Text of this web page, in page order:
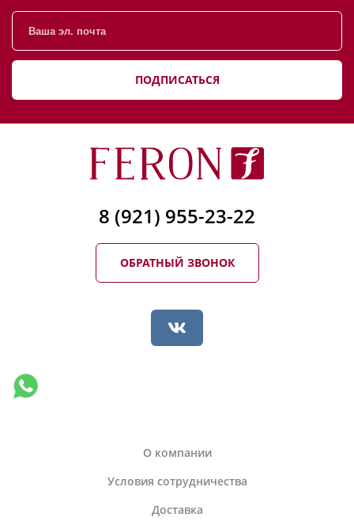
ПОДПИСАТЬСЯ
8 (921) 955-23-22
ОБРАТНЫЙ ЗВОНОК
О компании
Условия сотрудничества
Доставка